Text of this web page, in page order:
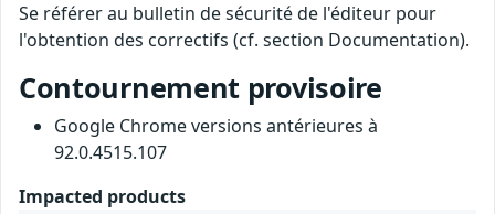
Se référer au bulletin de sécurité de l'éditeur pour
l'obtention des correctifs (cf. section Documentation).
Contournement provisoire
Google Chrome versions antérieures à
92.0.4515.107
Impacted products